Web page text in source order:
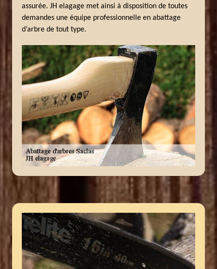
assurée. JH elagage met ainsi à disposition de toutes
demandes une équipe professionnelle en abattage
d’arbre de tout type.